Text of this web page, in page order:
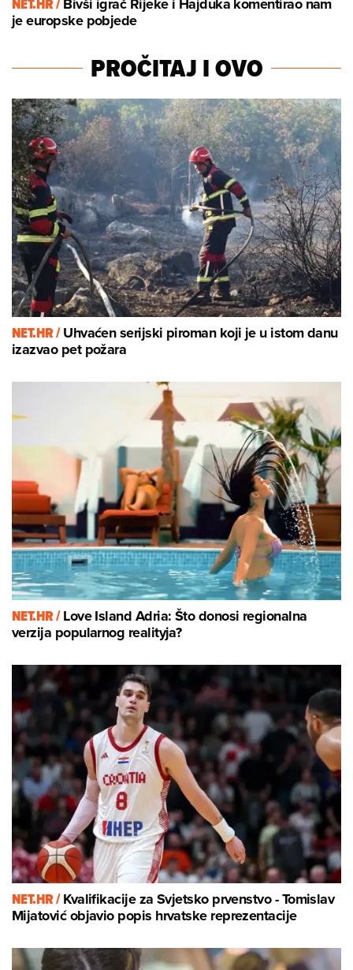
NET.HR /Bivši igrač Rijeke i Hajduka komentirao nam
je europske pobjede
PROČITAJ I OVO
NET.HR /Uhvaćen serijski piroman koji je u istom danu
izazvao pet požara
NET.HR /Love Island Adria: Što donosi regionalna
verzija popularnog realityja?
NET.HR /Kvalifikacije za Svjetsko prvenstvo - Tomislav
Mijatović objavio popis hrvatske reprezentacije